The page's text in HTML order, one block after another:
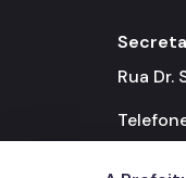
Rua Dr.